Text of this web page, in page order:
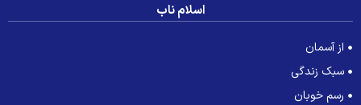
اسلام ناب
از آسمان
سبک زندگی
رسم خوبان